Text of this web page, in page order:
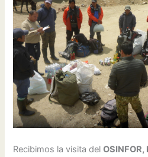
Recibimos la visita del